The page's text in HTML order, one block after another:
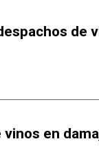
de
vinos en